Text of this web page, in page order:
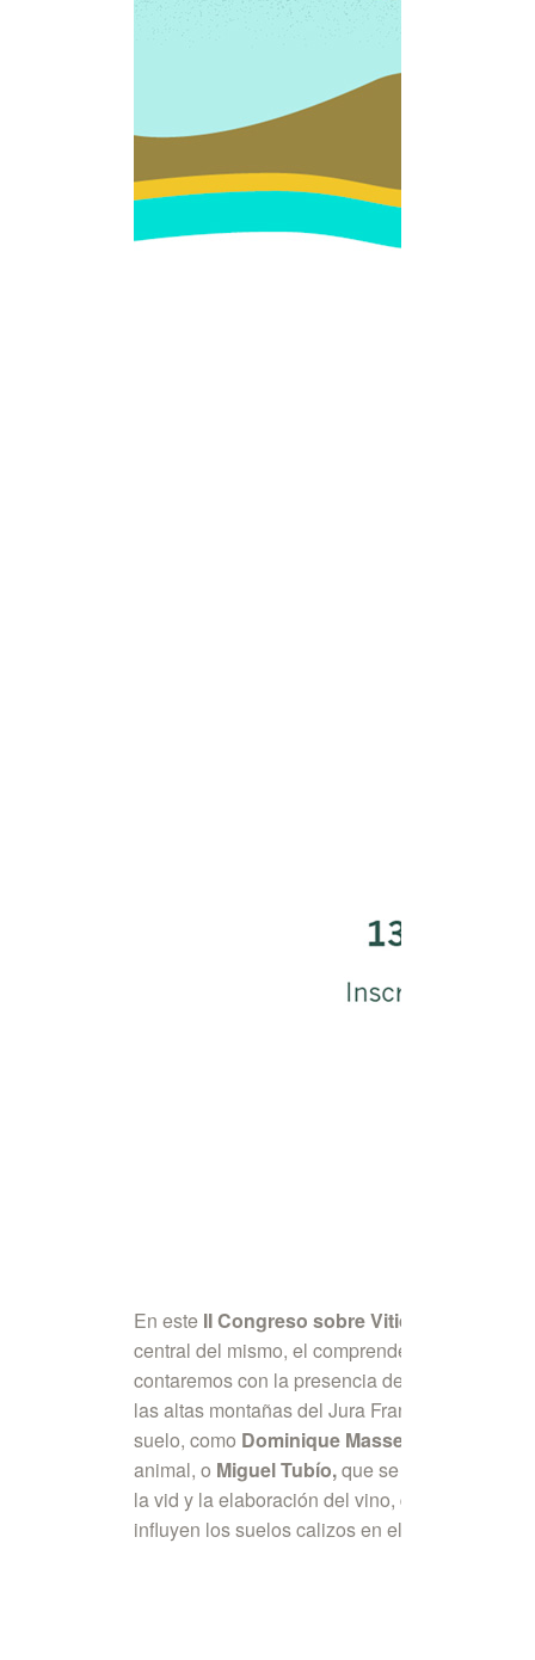
En este II Congreso sobre Viticultura Granja
central del mismo, el comprender este
contaremos con la presencia de a una de las
las altas montañas del Jura Francés, os
suelo, como Dominique Massenot,
animal, o MiguelTubío,que se ocupará de
la vid y la elaboración del vino, que nos
influyen los suelos calizos en el vino, etc.